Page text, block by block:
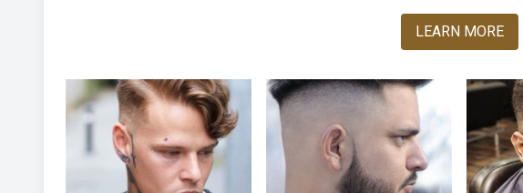
LEARN MORE